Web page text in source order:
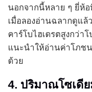
นอกจากนี้หลาย ๆ ยี่ห้อ
เมื่อลองอ่านฉลากดูแ
คาร์โบไฮเดรตสูงกว่า
แนะนำให้อ่านค่าโภช
ด้วย
4. ปริมาณโซเดี